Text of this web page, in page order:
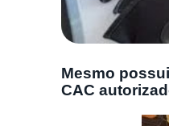
Mesmo
CAC